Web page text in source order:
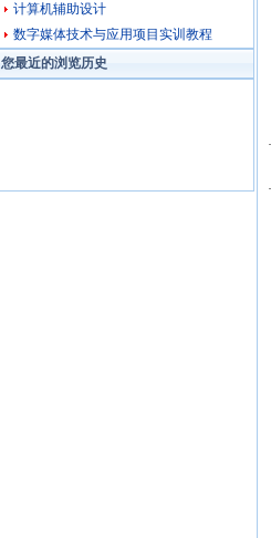
计算机辅助设计
数字媒体技术与应用项目实训教程
您最近的浏览历史